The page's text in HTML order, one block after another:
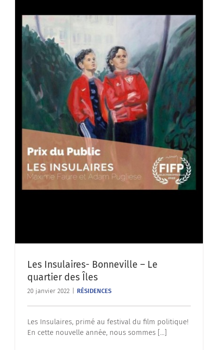
Les Insulaires- Bonneville – Le
quartier des Îles
20 janvier 2022 RÉSIDENCES
Les Insulaires, primé au festival du film politique!
En cette nouvelle année, nous sommes [...]